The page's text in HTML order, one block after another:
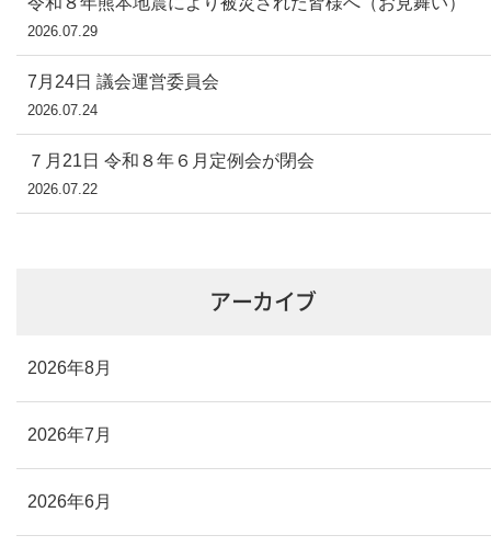
2026.07.29
7月24日 議会運営委員会
2026.07.24
７月21日 令和８年６月定例会が閉会
2026.07.22
アーカイブ
2026年8月
2026年7月
2026年6月